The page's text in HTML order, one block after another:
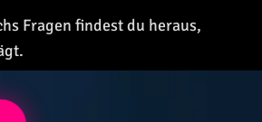
Fragen findest du heraus,